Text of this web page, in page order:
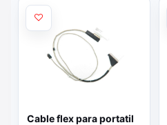
Cable flex para portatil